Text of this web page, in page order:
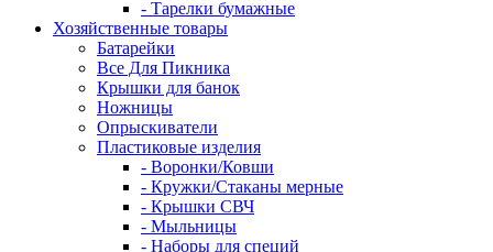
- Тарелки бумажные
Хозяйственные товары
Батарейки
Все Для Пикника
Крышки для банок
Ножницы
Опрыскиватели
Пластиковые изделия
- Воронки/Ковши
- Кружки/Стаканы мерные
- Крышки СВЧ
- Мыльницы
- Наборы для специй